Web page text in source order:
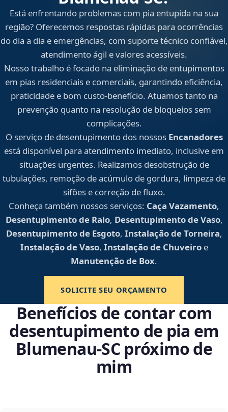
Está enfrentando problemas com pia entupida na sua
região? Oferecemos respostas rápidas para ocorrências
do dia a dia e emergências, com suporte técnico confiável,
atendimento ágil e valores acessíveis.
Nosso trabalho é focado na eliminação de entupimentos
em pias residenciais e comerciais, garantindo eficiência,
praticidade e bom custo-benefício. Atuamos tanto na
prevenção quanto na resolução de bloqueios sem
complicações.
O serviço de desentupimento dos nossos Encanadores
está disponível para atendimento imediato, inclusive em
situações urgentes. Realizamos desobstrução de
tubulações, remoção de acúmulo de gordura, limpeza de
sifões e correção de fluxo.
Conheça também nossos serviços: Caça Vazamento,
Desentupimento de Ralo, Desentupimento de Vaso,
Desentupimento de Esgoto, Instalação de Torneira,
Instalação de Vaso, Instalação de Chuveiroe
Manutenção de Box.
SOLICITE SEU ORÇAMENTO
Benefícios de contar com
desentupimento de pia em
Blumenau‑SC próximo de
mim